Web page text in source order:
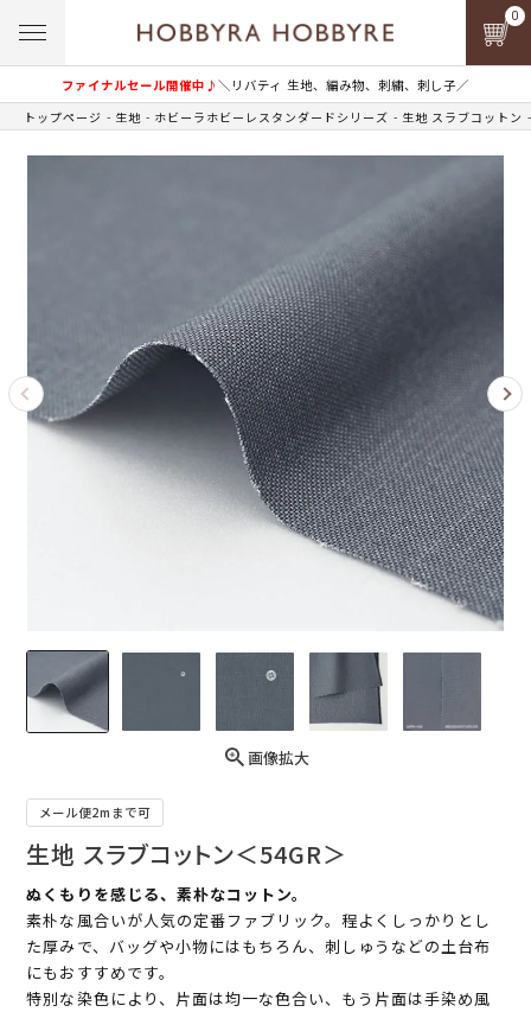
ファイナルセール開催中♪＼リバティ 生地、編み物、刺繍、刺し子／
0
トップページ 生地 ホビーラホビーレスタンダードシリーズ 生地 スラブコットン
画像拡大
メール便2mまで可
生地 スラブコットン＜54GR＞
ぬくもりを感じる、素朴なコットン。
素朴な風合いが人気の定番ファブリック。程よくしっかりとし
た厚みで、バッグや小物にはもちろん、刺しゅうなどの土台布
にもおすすめです。
特別な染色により、片面は均一な色合い、もう片面は手染め風